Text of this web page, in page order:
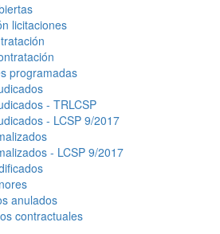
licitaciones
programadas
- TRLCSP
- LCSP 9/2017
- LCSP 9/2017
anulados
contractuales